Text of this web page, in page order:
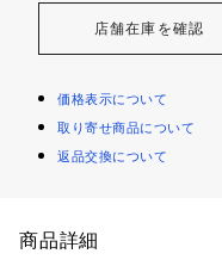
店舗在庫を確認
価格表示について
取り寄せ商品について
返品交換について
商品詳細